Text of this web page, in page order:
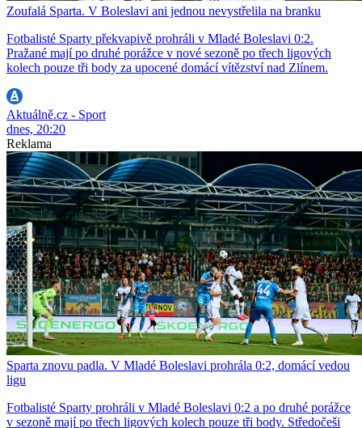
Zoufalá Sparta. V Boleslavi ani jednou nevystřelila na branku
Fotbalisté Sparty překvapivě prohráli v Mladé Boleslavi 0:2.
Pražané mají po druhé porážce v nové sezoně po třech ligových
kolech pouze tři body za upocené domácí vítězství nad Zlínem.
Aktuálně.cz - Sport
dnes, 20:20
Reklama
Sparta znovu padla. V Mladé Boleslavi prohrála 0:2, domácí vedou
ligu
Fotbalisté Sparty prohráli v Mladé Boleslavi 0:2 a po druhé porážce
v sezoně mají po třech ligových kolech pouze tři body. Středočeši